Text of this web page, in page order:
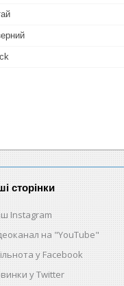
сторінки
Instagram
на "YouTube"
у Facebook
у Twitter